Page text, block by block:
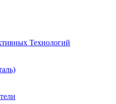
Технологий